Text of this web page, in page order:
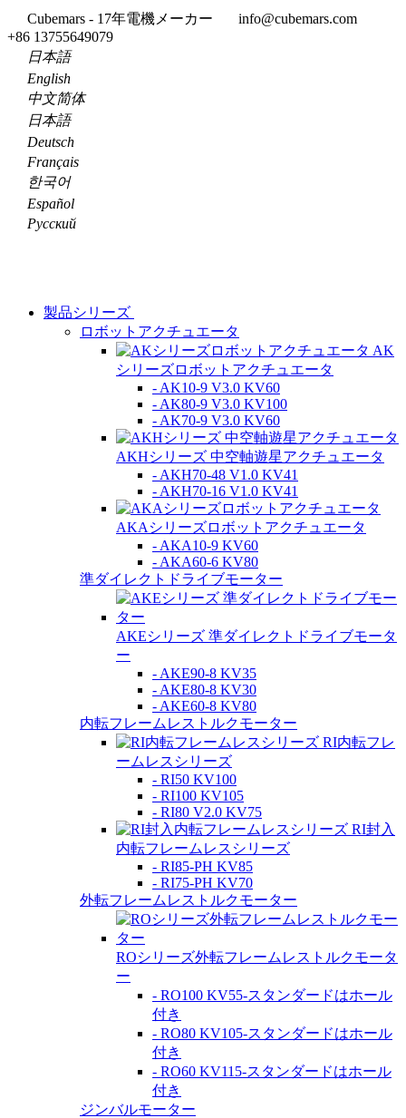
Cubemars - 17年電機メーカー
info@cubemars.com
+86 13755649079
日本語
English
中文简体
日本語
Deutsch
Français
한국어
Español
Pусский
製品シリーズ
ロボットアクチュエータ
AK
シリーズロボットアクチュエータ
- AK10-9 V3.0 KV60
- AK80-9 V3.0 KV100
- AK70-9 V3.0 KV60
AKHシリーズ 中空軸遊星アクチュエータ
- AKH70-48 V1.0 KV41
- AKH70-16 V1.0 KV41
AKAシリーズロボットアクチュエータ
- AKA10-9 KV60
- AKA60-6 KV80
準ダイレクトドライブモーター
AKEシリーズ 準ダイレクトドライブモータ
ー
- AKE90-8 KV35
- AKE80-8 KV30
- AKE60-8 KV80
内転フレームレストルクモーター
RI内転フレ
ームレスシリーズ
- RI50 KV100
- RI100 KV105
- RI80 V2.0 KV75
RI封入
内転フレームレスシリーズ
- RI85-PH KV85
- RI75-PH KV70
外転フレームレストルクモーター
ROシリーズ外転フレームレストルクモータ
ー
- RO100 KV55-スタンダードはホール
付き
- RO80 KV105-スタンダードはホール
付き
- RO60 KV115-スタンダードはホール
付き
ジンバルモーター